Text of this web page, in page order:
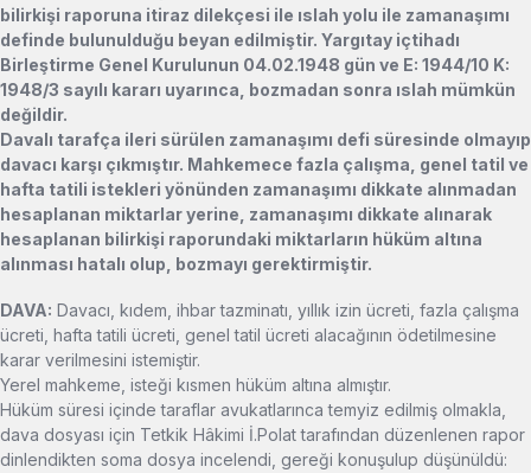
bilirkişi raporuna itiraz dilekçesi ile ıslah yolu ile zamanaşımı
definde bulunulduğu beyan edilmiştir. Yargıtay içtihadı
Birleştirme Genel Kurulunun 04.02.1948 gün ve E: 1944/10 K:
1948/3 sayılı kararı uyarınca, bozmadan sonra ıslah mümkün
değildir.
Davalı tarafça ileri sürülen zamanaşımı defi süresinde olmayıp
davacı karşı çıkmıştır. Mahkemece fazla çalışma, genel tatil ve
hafta tatili istekleri yönünden zamanaşımı dikkate alınmadan
hesaplanan miktarlar yerine, zamanaşımı dikkate alınarak
hesaplanan bilirkişi raporundaki miktarların hüküm altına
alınması hatalı olup, bozmayı gerektirmiştir.
DAVA: Davacı, kıdem, ihbar tazminatı, yıllık izin ücreti, fazla çalışma
ücreti, hafta tatili ücreti, genel tatil ücreti alacağının ödetilmesine
karar verilmesini istemiştir.
Yerel mahkeme, isteği kısmen hüküm altına almıştır.
Hüküm süresi içinde taraflar avukatlarınca temyiz edilmiş olmakla,
dava dosyası için Tetkik Hâkimi İ.Polat tarafından düzenlenen rapor
dinlendikten soma dosya incelendi, gereği konuşulup düşünüldü: